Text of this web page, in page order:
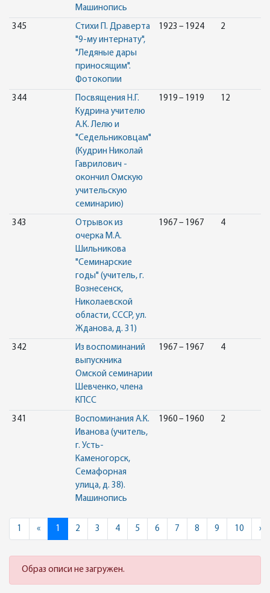
Машинопись
345
Стихи П. Драверта
"9-му интернату",
"Ледяные дары
приносящим".
Фотокопии
1923 – 1924 2
344
Посвящения Н.Г.
Кудрина учителю
А.К. Лелю и
"Седельниковцам"
(Кудрин Николай
Гаврилович -
окончил Омскую
учительскую
семинарию)
1919 – 1919 12
343
Отрывок из
очерка М.А.
Шильникова
"Семинарские
годы" (учитель, г.
Вознесенск,
Николаевской
области, СССР, ул.
Жданова, д. 31)
1967 – 1967 4
342
Из воспоминаний
выпускника
Омской семинарии
Шевченко, члена
КПСС
1967 – 1967 4
341
Воспоминания А.К.
Иванова (учитель,
г. Усть-
Каменогорск,
Семафорная
улица, д. 38).
Машинопись
1960 – 1960 2
1 «Previous
1 2 3 4 5 6 7 8 9 10 »
Образ описи не загружен.